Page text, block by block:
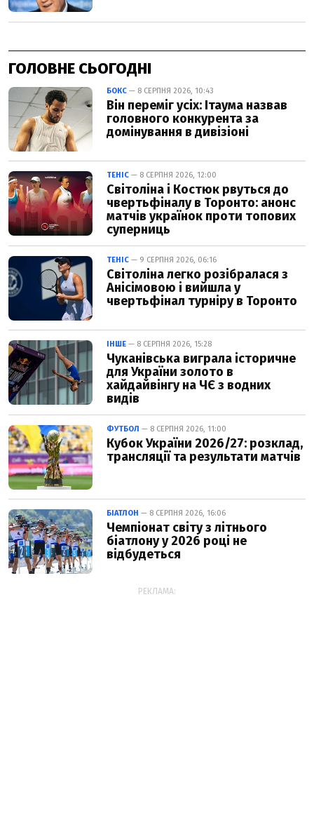
ГОЛОВНЕ СЬОГОДНІ
БОКС — 8 СЕРПНЯ 2026, 10:43
Він переміг усіх: Ітаума назвав
головного конкурента за
домінування в дивізіоні
ТЕНІС — 8 СЕРПНЯ 2026, 12:00
Світоліна і Костюк рвуться до
чвертьфіналу в Торонто: анонс
матчів українок проти топових
суперниць
ТЕНІС — 9 СЕРПНЯ 2026, 06:16
Світоліна легко розібралася з
Анісімовою і вийшла у
чвертьфінал турніру в Торонто
ІНШЕ — 8 СЕРПНЯ 2026, 15:28
Чуканівська виграла історичне
для України золото в
хайдайвінгу на ЧЄ з водних
видів
ФУТБОЛ — 8 СЕРПНЯ 2026, 11:00
Кубок України 2026/27: розклад,
трансляції та результати матчів
БІАТЛОН — 8 СЕРПНЯ 2026, 16:06
Чемпіонат світу з літнього
біатлону у 2026 році не
відбудеться
РЕКЛАМА: